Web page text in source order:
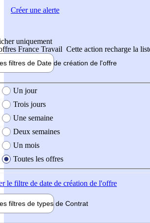
uniquement
France Travail Cette action recharge la
filtres de Date de création de l'offre
création de l'offre
Un jour
Trois jours
Une semaine
Deux semaines
Un mois
Toutes les offres
le filtre de date de création de l'offre
filtres de types de Contrat
Créer une alerte